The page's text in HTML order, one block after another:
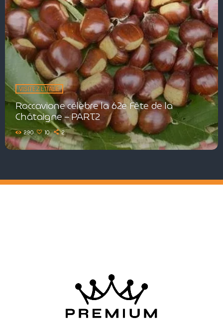
VISITEZ L'ITALIE
Roccavione célèbre la 62e Fête de la
Châtaigne – PART2
290 10 2